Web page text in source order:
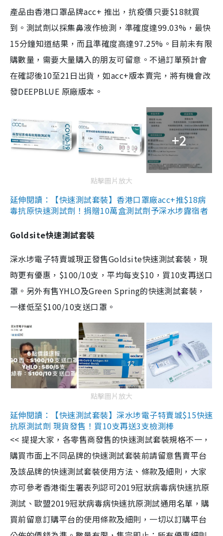
產品由香港口罩品牌acc+ 推出，抗疫價只要$18就買
到。測試劑以採集鼻液作檢測，準確度達99.03%，最快
15分鐘知道結果，而且準確度高達97.25%。目前未有限
購數量，需要大量購入的朋友可留意。不過訂單預計會
在確認後10至21日出貨，如acc+版本賣完，將有機會改
發DEEPBLUE 原廠版本。
+2
點擊圖片放大
延伸閱讀：【快速測試套裝】香港口罩廠acc+推$18病
毒抗原快速測試劑！捐贈10萬盒測試劑予深水埗露宿者
Goldsite快速測試套裝
深水埗電子特賣城現正發售Goldsite快速測試套裝，現
時更有優惠，$100/10支，平均每支$10，買10支再送口
罩。另外有售YHLO及Green Spring的快速測試套裝，
一樣低至$100/10支送口罩。
點擊圖片放大
延伸閱讀：【快速測試套裝】深水埗電子特賣城$15快速
抗原測試劑 現貨發售！買10支再送3支檢測棒
<< 提提大家，各零售商發售的快速測試套裝規格不一，
購買市面上不同品牌的快速測試套裝前請留意售賣平台
及該品牌的快速測試套裝使用方法、條款及細則，大家
亦可參考香港衞生署表列認可2019冠狀病毒病快速抗原
測試、歐盟2019冠狀病毒病快速抗原測試通用名單，購
買前留意訂購平台的使用條款及細則，一切以訂購平台